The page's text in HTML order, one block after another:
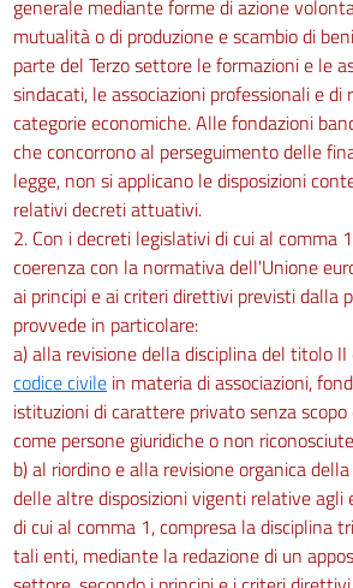
60
Capo II
Dei centri di servizio per il
61
62
63
64
65
66
Capo III
Di altre specifiche misure
67
68
69
70
71
generale mediante forme di azione
mutualità o di produzione e scambio di
parte del Terzo settore le formazioni e le
sindacati, le associazioni professionali e di
categorie economiche. Alle fondazioni
che concorrono al perseguimento delle
legge, non si applicano le disposizioni
relativi decreti attuativi.
2. Con i decreti legislativi di cui al comma
coerenza con la normativa dell'Unione
ai principi e ai criteri direttivi previsti dalla
provvede in particolare:
a) alla revisione della disciplina del titolo
codice civile in materia di associazioni,
istituzioni di carattere privato senza
come persone giuridiche o non
b) al riordino e alla revisione organica
delle altre disposizioni vigenti relative agli
di cui al comma 1, compresa la disciplina
tali enti, mediante la redazione di un